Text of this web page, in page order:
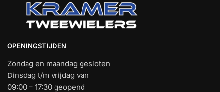
OPENINGSTIJDEN
Zondag en maandag gesloten
Dinsdag t/m vrijdag van
09:00 – 17:30 geopend